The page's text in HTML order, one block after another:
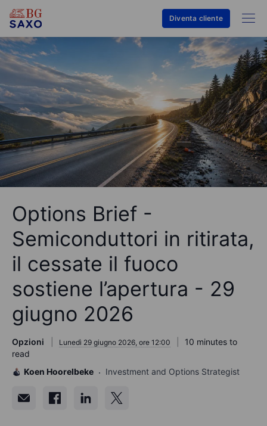
Diventa cliente
Options Brief -
Semiconduttori in ritirata,
il cessate il fuoco
sostiene l’apertura - 29
giugno 2026
Opzioni Lunedì 29 giugno 2026, ore 12:00
10 minutes to
read
Koen Hoorelbeke
Investment and Options Strategist